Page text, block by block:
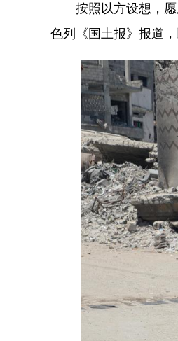
按照以方设想，愿意
色列《国土报》报道